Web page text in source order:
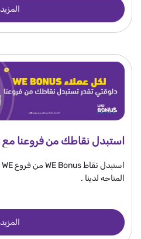
المزيد
استبدل نقاطك من فروعنا مع WE BONUS
المتاحه لدينا .
المزيد